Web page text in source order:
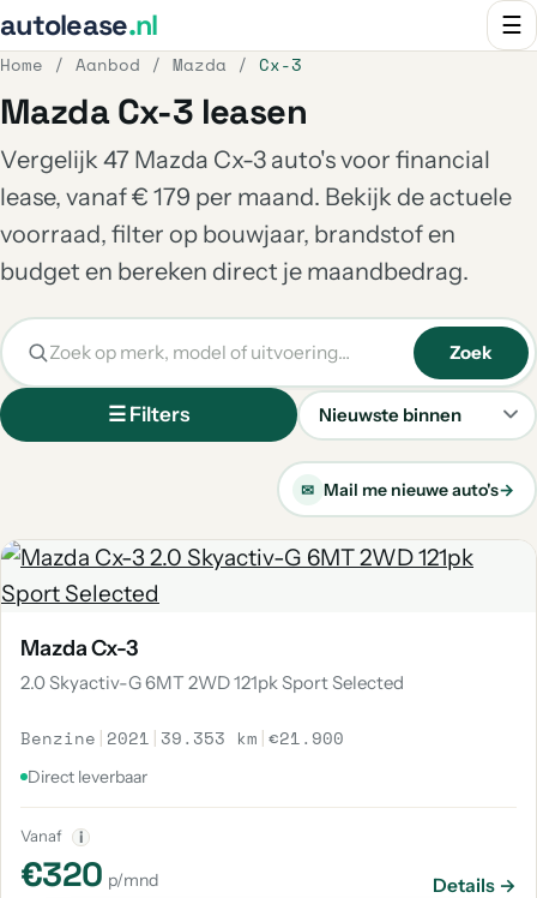
autolease.nl ☰
Home / Aanbod / Mazda / Cx-3
Mazda Cx-3 leasen
Vergelijk 47 Mazda Cx-3 auto's voor financial
lease, vanaf € 179 per maand. Bekijk de actuele
voorraad, filter op bouwjaar, brandstof en
budget en bereken direct je maandbedrag.
☰ Filters
Sorteren
Zoek
✉ Mail me nieuwe auto's→
Mazda Cx-3
2.0 Skyactiv-G 6MT 2WD 121pk Sport Selected
Benzine | 2021 | 39.353 km |€21.900
Direct leverbaar
Vanaf i
€320 p/mnd Details →